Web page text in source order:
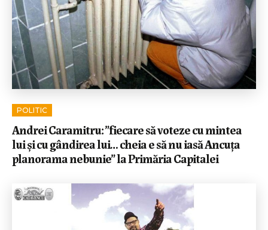
POLITIC
Andrei Caramitru: ”fiecare să voteze cu mintea
lui și cu gândirea lui… cheia e să nu iasă Ancuța
planorama nebunie” la Primăria Capitalei